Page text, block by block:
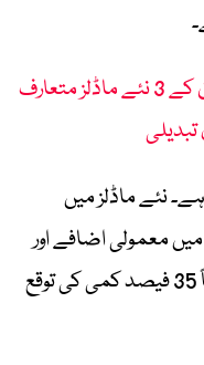
ایپل 2027 میں آئی فون کے 3 نئے ماڈلز متعارف
نئے ماڈلز میں
معمولی اضافے اور
ڈائنامک آئی لینڈ کے حجم میں تقریباً 35 فیصد کمی کی توقع